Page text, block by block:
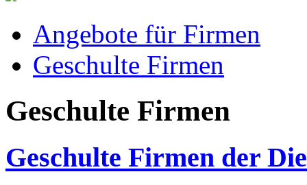
Angebote für Firmen
Geschulte Firmen
Geschulte Firmen
Geschulte Firmen der